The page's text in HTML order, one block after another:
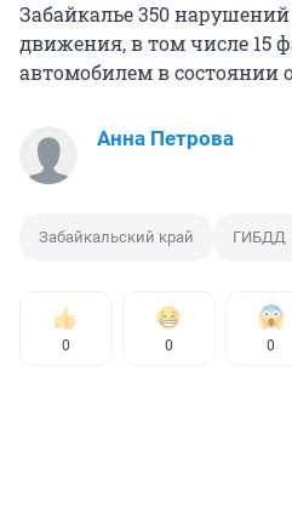
Забайкалье 350
движения, в том числе 15
автомобилем в состоянии
Анна Петрова
Забайкальский край ГИБДД
0 0 0